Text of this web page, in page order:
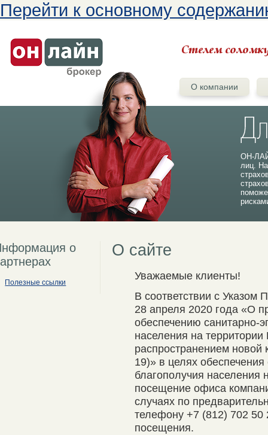
Перейти к основному
О компании
ОН-
лиц.
о
Полезные ссылки
О сайте
Уважаемые клиенты!
В соответствии с Указом
28 апреля 2020 года «О
обеспечению санитарно-
населения на
распространением новой
19)» в целях
благополучия населения
посещение офиса
случаях по
телефону +7 (812) 702 50
посещения.